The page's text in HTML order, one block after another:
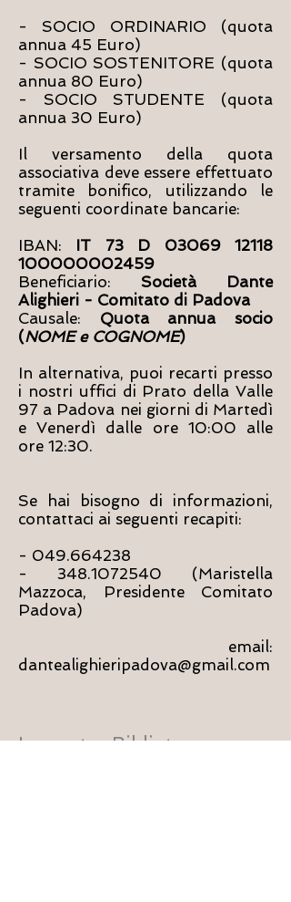
- SOCIO ORDINARIO (quota
annua 45 Euro)
- SOCIO SOSTENITORE (quota
annua 80 Euro)
- SOCIO STUDENTE (quota
annua 30 Euro)
Il versamento della quota
associativa deve essere effettuato
tramite bonifico, utilizzando le
seguenti coordinate bancarie:
IBAN:
IT 73 D 03069 12118
100000002459
Beneficiario: Società Dante
Alighieri - Comitato di Padova
Causale: Quota annua socio
(NOME e COGNOME)
In alternativa, puoi recarti presso
i nostri uffici di Prato della Valle
97 a Padova nei giorni di Martedì
e Venerdì dalle ore 10:00 alle
ore 12:30.
Se hai bisogno di informazioni,
contattaci ai seguenti recapiti:
- 049.664238
- 348.1072540 (Maristella
Mazzoca, Presidente Comitato
Padova)
email:
dantealighieripadova@gmail.com
La nostra Biblioteca